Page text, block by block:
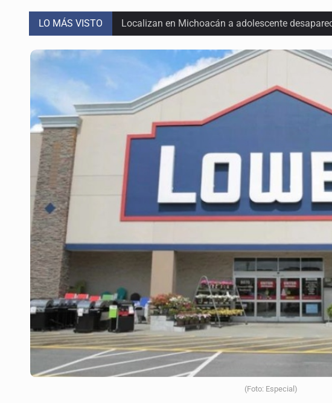
LO MÁS VISTO Localizan en Michoacán a adolescente
México no está preparado para una intervención
Lamenta Carla Humphrey la negativa del INE
Desapariciones en Jalisco, con complicidad de
Aseguran pitón dentro de vivienda de Santa Tere
Sheinbaum anticipa más detenciones por caso
Resalta Fujimori restablecimiento de relaciones
Asume Abelardo De la Espriella como Presidente
Policías bajo la mira: La CEDHJ documenta su
Catean casa por esquema de fraude telefónico
(Foto: Especial)